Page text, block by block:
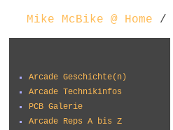
Mike McBike @ Home /
Arcade Geschichte(n)
Arcade Technikinfos
PCB Galerie
Arcade Reps A bis Z